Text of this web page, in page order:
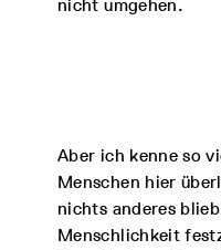
nicht umgehen.
Aber ich kenne so
Menschen hier
nichts anderes
Menschlichkeit